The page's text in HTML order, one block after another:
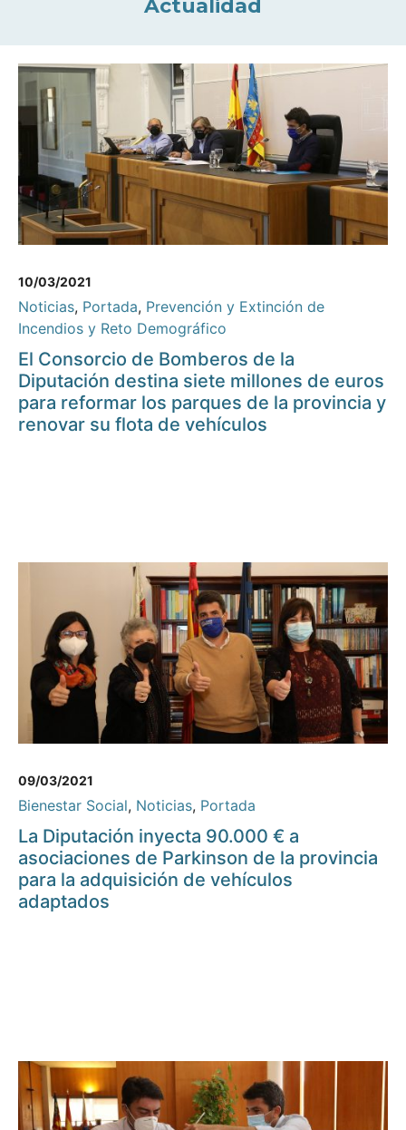
Actualidad
10/03/2021
Noticias, Portada, Prevención y Extinción de
Incendios y Reto Demográfico
El Consorcio de Bomberos de la
Diputación destina siete millones de euros
para reformar los parques de la provincia y
renovar su flota de vehículos
09/03/2021
Bienestar Social, Noticias, Portada
La Diputación inyecta 90.000 € a
asociaciones de Parkinson de la provincia
para la adquisición de vehículos
adaptados